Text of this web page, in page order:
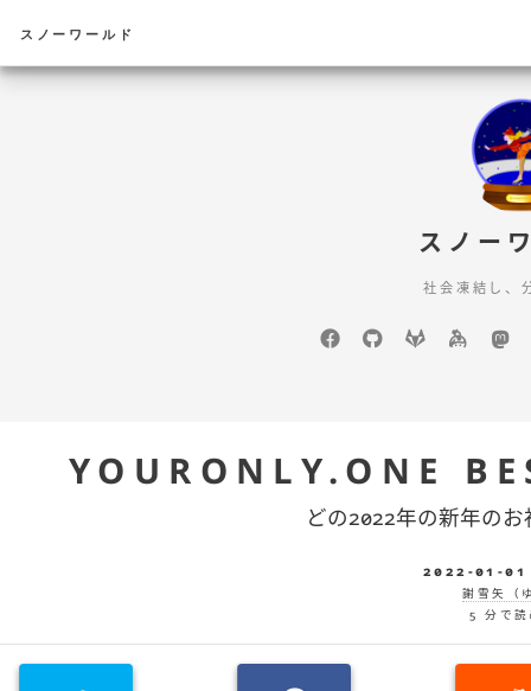
スノーワールド
スノー
社会凍結し、
Facebook
GitHubGitLab
YOURONLY.ONE
どの2022年の新年の
2022-01-
謝雪矢（
5 分で読